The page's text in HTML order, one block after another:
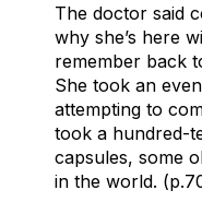
The doctor said
why she’s here
remember back
She took an
attempting to
took a hundred-
capsules, some
in the world.